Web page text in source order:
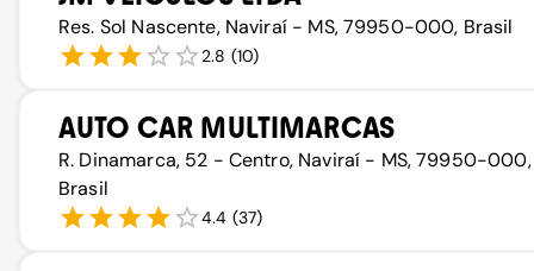
Res. Sol Nascente, Naviraí - MS, 79950-000, Brasil
2.8 (10)
AUTO CAR MULTIMARCAS
R. Dinamarca, 52 - Centro, Naviraí - MS, 79950-000,
Brasil
4.4 (37)